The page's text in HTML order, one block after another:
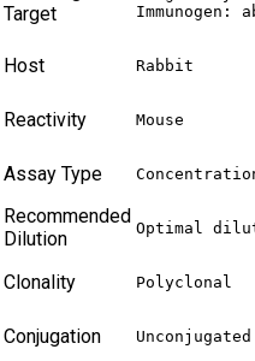
Target
Immunogen:
Host Rabbit
Reactivity Mouse
Assay Type
Recommended
Dilution
Optimal
Clonality Polyclonal
Conjugation Unconjugated